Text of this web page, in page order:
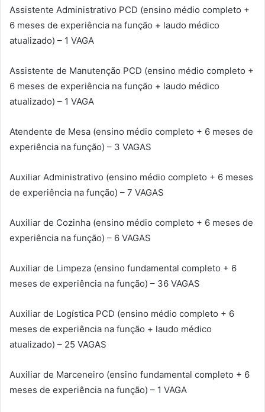
Assistente Administrativo PCD (ensino médio completo +
6 meses de experiência na função + laudo médico
atualizado) – 1 VAGA
Assistente de Manutenção PCD (ensino médio completo +
6 meses de experiência na função + laudo médico
atualizado) – 1 VAGA
Atendente de Mesa (ensino médio completo + 6 meses de
experiência na função) – 3 VAGAS
Auxiliar Administrativo (ensino médio completo + 6 meses
de experiência na função) – 7 VAGAS
Auxiliar de Cozinha (ensino médio completo + 6 meses de
experiência na função) – 6 VAGAS
Auxiliar de Limpeza (ensino fundamental completo + 6
meses de experiência na função) – 36 VAGAS
Auxiliar de Logística PCD (ensino médio completo + 6
meses de experiência na função + laudo médico
atualizado) – 25 VAGAS
Auxiliar de Marceneiro (ensino fundamental completo + 6
meses de experiência na função) – 1 VAGA